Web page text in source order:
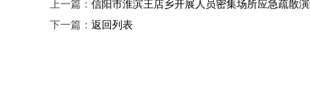
上一篇： 信阳市淮滨王店乡开展人员密集场所应急疏散
下一篇： 返回列表